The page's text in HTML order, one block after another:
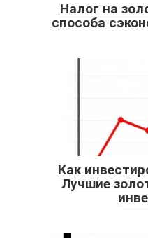
Налог на
способа
Как
Лучшие